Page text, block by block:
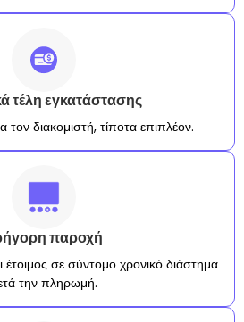
τέλη εγκατάστασης
τον διακομιστή, τίποτα επιπλέον.
παροχή
έτοιμος σε σύντομο χρονικό διάστημα
την πληρωμή.